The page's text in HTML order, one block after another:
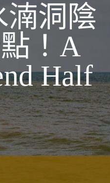
湳洞陰
！A
Half